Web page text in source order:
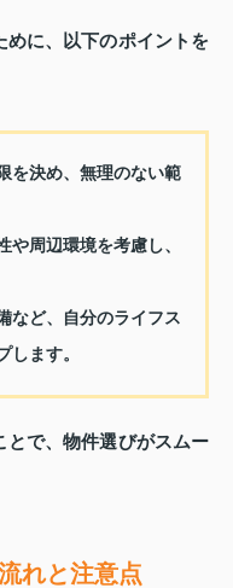
めに、以下のポイントを
を決め、無理のない範
や周辺環境を考慮し、
など、自分のライフス
します。
とで、物件選びがスムー
れと注意点